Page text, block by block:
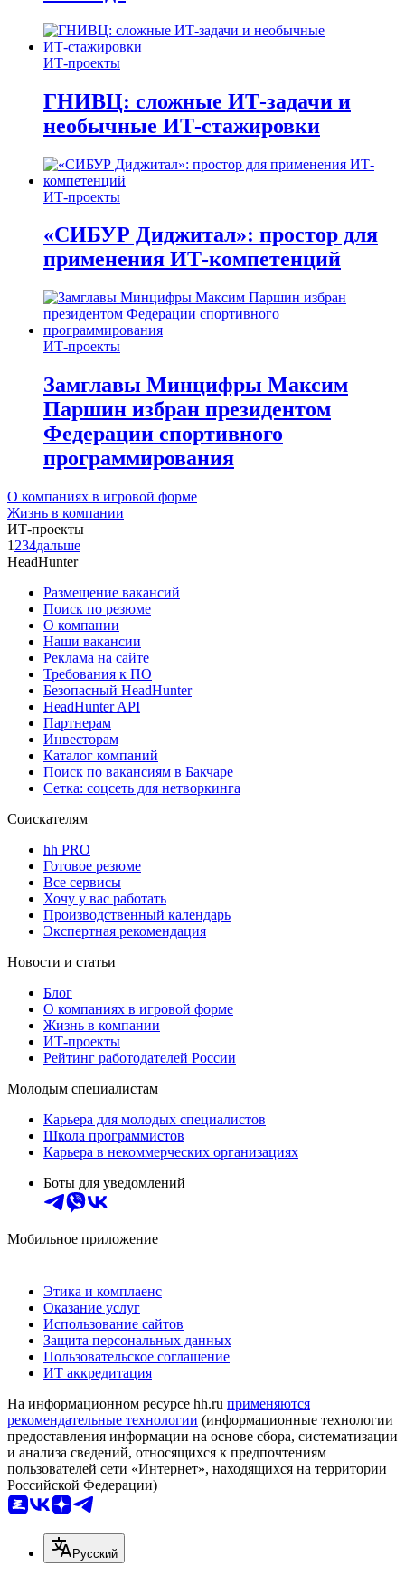
ИТ-проекты
ГНИВЦ: сложные ИТ‑задачи и
необычные ИТ‑стажировки
ИТ-проекты
«СИБУР Диджитал»: простор для
применения ИТ-компетенций
ИТ-проекты
Замглавы Минцифры Максим
Паршин избран президентом
Федерации спортивного
программирования
О компаниях в игровой форме
Жизнь в компании
ИТ-проекты
1 234дальше
HeadHunter
Размещение вакансий
Поиск по резюме
О компании
Наши вакансии
Реклама на сайте
Требования к ПО
Безопасный HeadHunter
HeadHunter API
Партнерам
Инвесторам
Каталог компаний
Поиск по вакансиям в Бакчаре
Сетка: соцсеть для нетворкинга
Соискателям
hh PRO
Готовое резюме
Все сервисы
Хочу у вас работать
Производственный календарь
Экспертная рекомендация
Новости и статьи
Блог
О компаниях в игровой форме
Жизнь в компании
ИТ-проекты
Рейтинг работодателей России
Молодым специалистам
Карьера для молодых специалистов
Школа программистов
Карьера в некоммерческих организациях
Боты для уведомлений
Мобильное приложение
Этика и комплаенс
Оказание услуг
Использование сайтов
Защита персональных данных
Пользовательское соглашение
ИТ аккредитация
На информационном ресурсе hh.ru применяются
рекомендательные технологии (информационные технологии
предоставления информации на основе сбора, систематизации
и анализа сведений, относящихся к предпочтениям
пользователей сети «Интернет», находящихся на территории
Российской Федерации)
Русский